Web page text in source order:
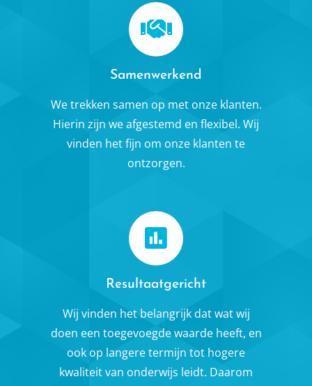
Samenwerkend
We trekken samen op met onze klanten.
Hierin zijn we afgestemd en flexibel. Wij
vinden het fijn om onze klanten te
ontzorgen.
Resultaatgericht
Wij vinden het belangrijk dat wat wij
doen een toegevoegde waarde heeft, en
ook op langere termijn tot hogere
kwaliteit van onderwijs leidt. Daarom